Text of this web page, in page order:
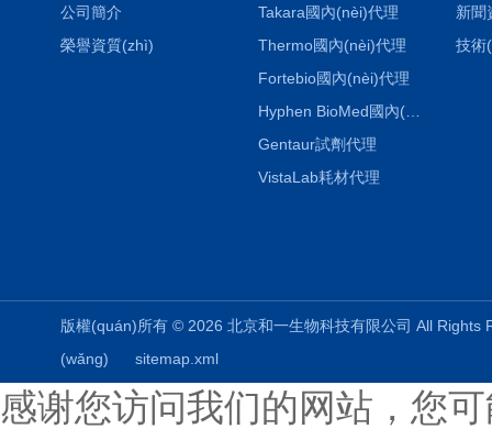
公司簡介
榮譽資質(zhì)
Takara國內(nèi)代理
Thermo國內(nèi)代理
Fortebio國內(nèi)代理
Hyphen BioMed國內(nèi)代理
Gentaur試劑代理
VistaLab耗材代理
新聞
技術
版權(quán)所有 © 2026 北京和一生物科技有限公司 All
(wǎng)
sitemap.xml
感谢您访问我们的网站，您